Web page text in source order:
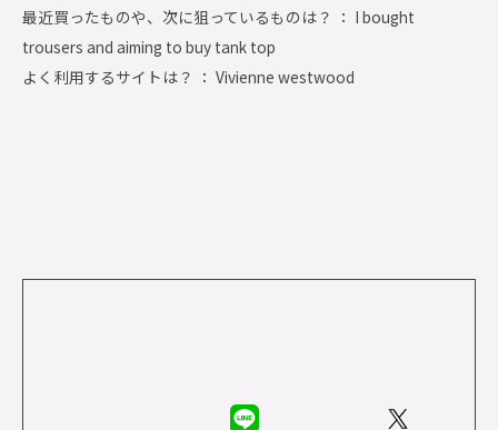
最近買ったものや、次に狙っているものは？ ： I bought
trousers and aiming to buy tank top
よく利用するサイトは？ ： Vivienne westwood